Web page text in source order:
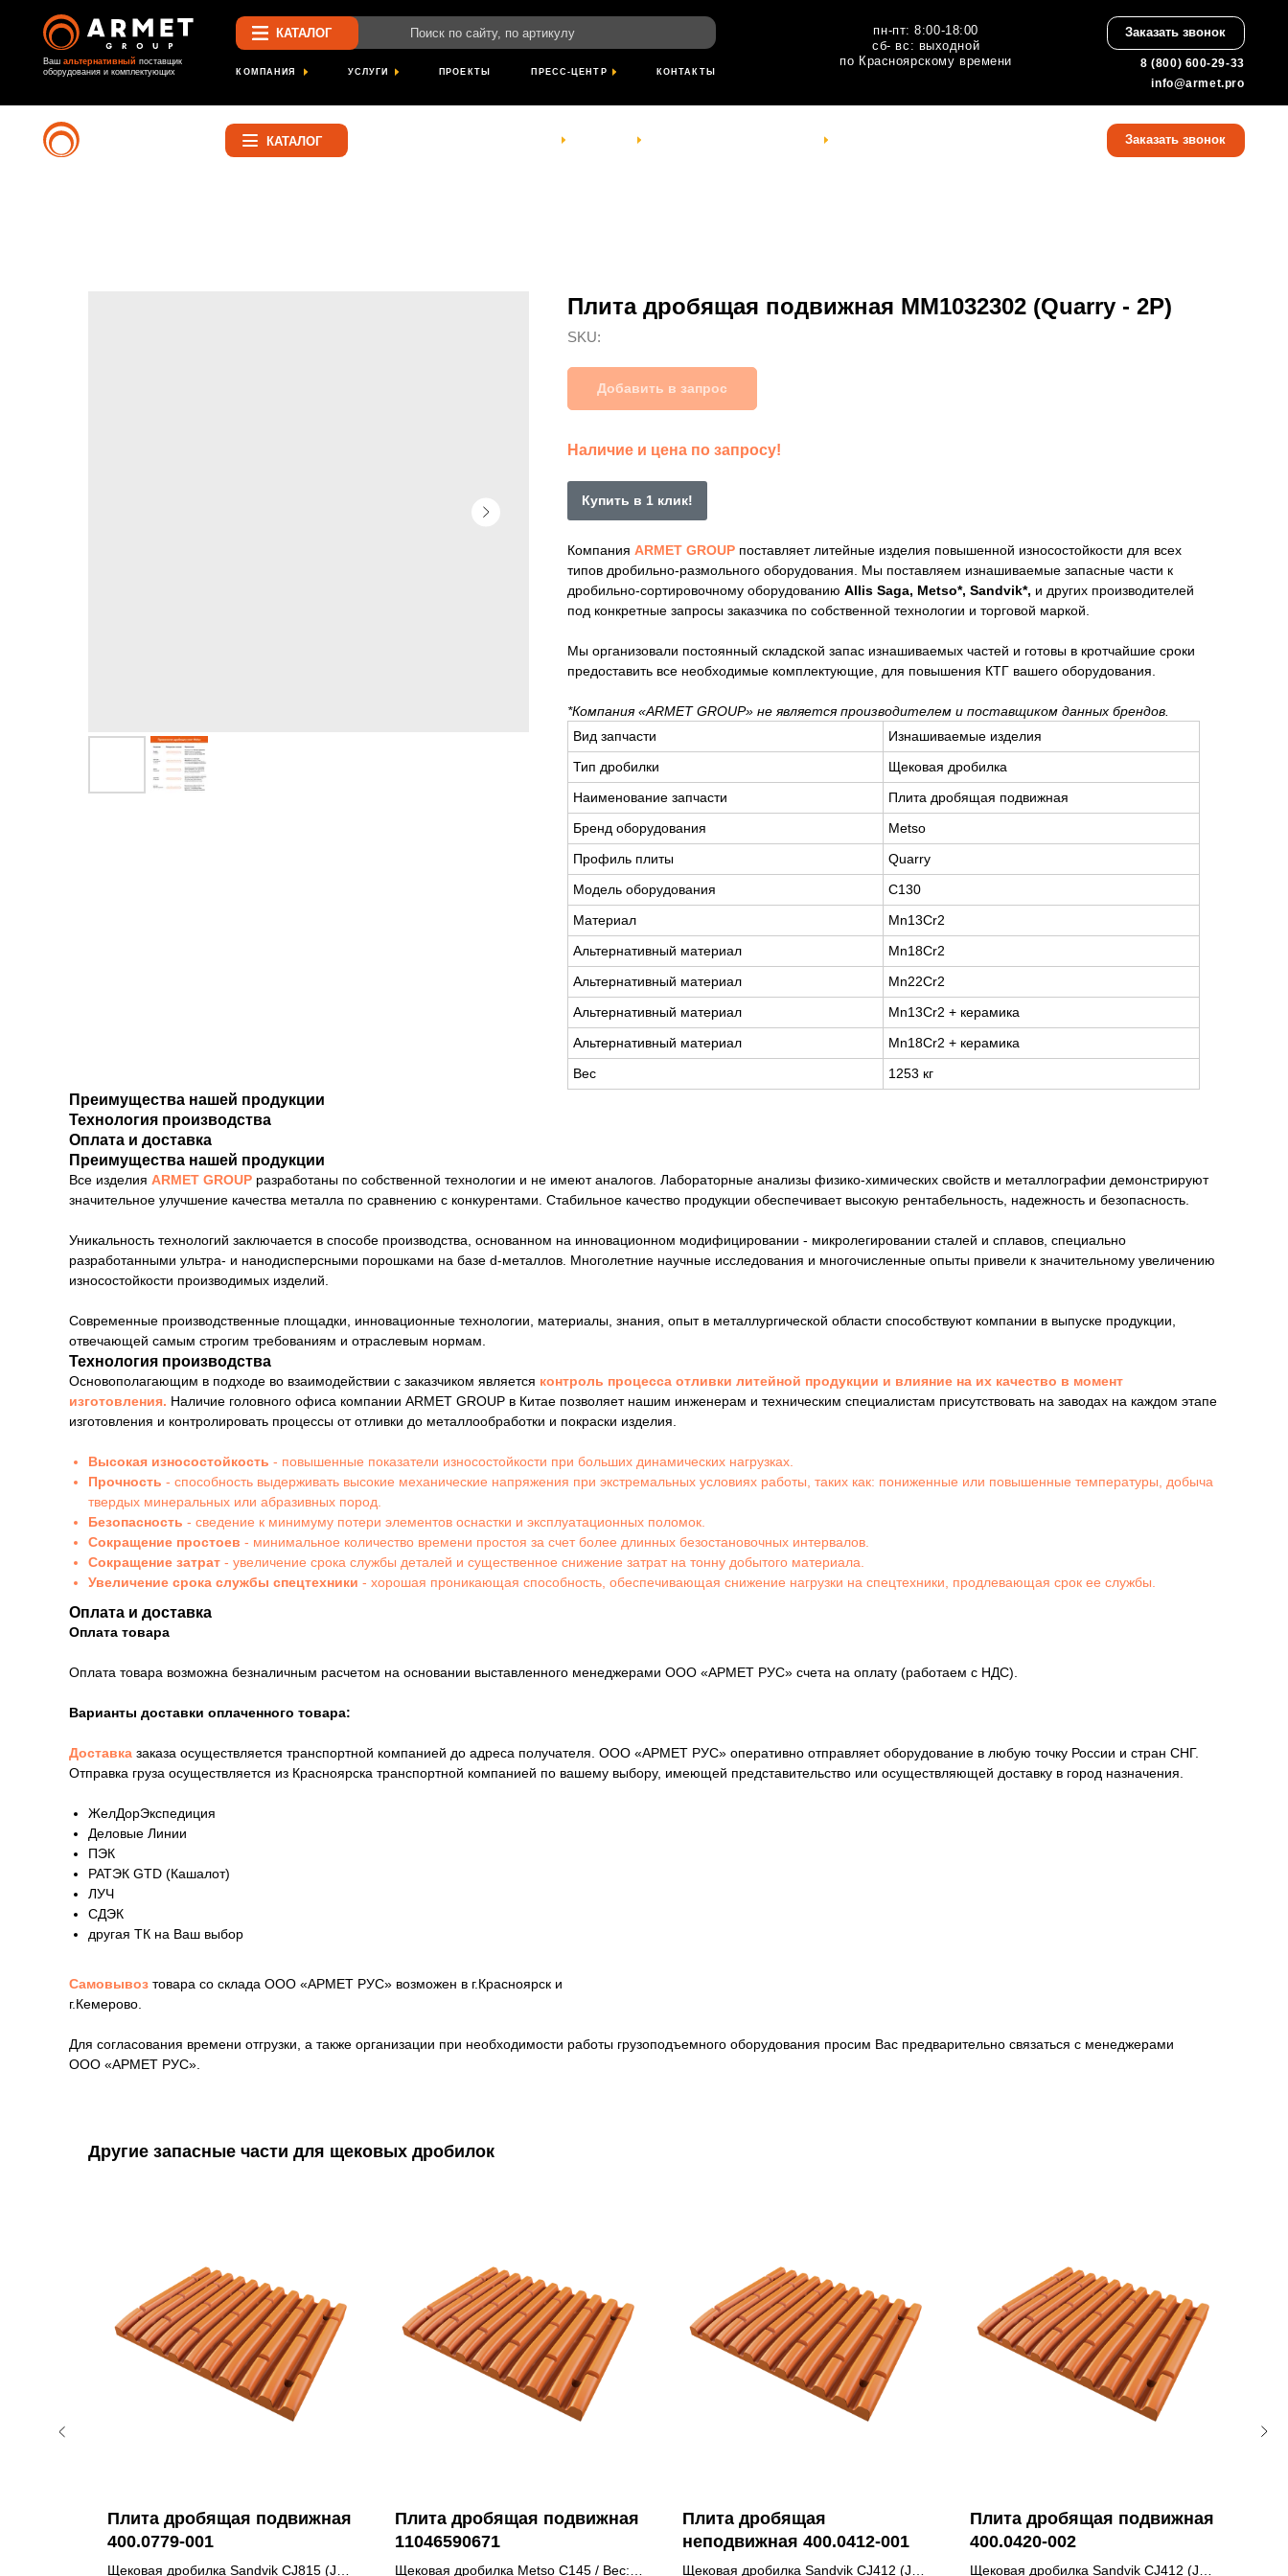
пн-пт: 8:00-18:00
сб- вс: выходной
по Красноярскому времени
поставщик
оборудования и комплектующих
Поиск по сайту, по артикулу
КАТАЛОГ
КАТАЛОГ
Плита дробящая подвижная MM1032302 (Quarry - 2P)
SKU:
Добавить в запрос
Наличие и цена по запросу!
Купить в 1 клик!
Компания ARMET GROUP поставляет литейные изделия повышенной износостойкости для всех
типов дробильно-размольного оборудования. Мы поставляем изнашиваемые запасные части к
дробильно-сортировочному оборудованию Allis Saga, Metso*, Sandvik*, и других производителей
под конкретные запросы заказчика по собственной технологии и торговой маркой.
Мы организовали постоянный складской запас изнашиваемых частей и готовы в кротчайшие сроки
предоставить все необходимые комплектующие, для повышения КТГ вашего оборудования.
*Компания «ARMET GROUP» не является производителем и поставщиком данных брендов.
Вид запчасти
Изнашиваемые изделия
Тип дробилки
Щековая дробилка
Наименование запчасти
Плита дробящая подвижная
Бренд оборудования
Metso
Профиль плиты
Quarry
Модель оборудования
C130
Материал
Mn13Cr2
Альтернативный материал
Mn18Cr2
Альтернативный материал
Mn22Cr2
Альтернативный материал
Mn13Cr2 + керамика
Альтернативный материал
Mn18Cr2 + керамика
Вес
1253 кг
Преимущества нашей продукции
Технология производства
Оплата и доставка
Преимущества нашей продукции
Все изделия ARMET GROUP разработаны по собственной технологии и не имеют аналогов. Лабораторные анализы физико-химических свойств и металлографии демонстрируют
значительное улучшение качества металла по сравнению с конкурентами. Стабильное качество продукции обеспечивает высокую рентабельность, надежность и безопасность.
Уникальность технологий заключается в способе производства, основанном на инновационном модифицировании - микролегировании сталей и сплавов, специально
разработанными ультра- и нанодисперсными порошками на базе d-металлов. Многолетние научные исследования и многочисленные опыты привели к значительному увеличению
износостойкости производимых изделий.
Современные производственные площадки, инновационные технологии, материалы, знания, опыт в металлургической области способствуют компании в выпуске продукции,
отвечающей самым строгим требованиям и отраслевым нормам.
Технология производства
Основополагающим в подходе во взаимодействии с заказчиком является контроль процесса отливки литейной продукции и влияние на их качество в момент
изготовления. Наличие головного офиса компании ARMET GROUP в Китае позволяет нашим инженерам и техническим специалистам присутствовать на заводах на каждом этапе
изготовления и контролировать процессы от отливки до металлообработки и покраски изделия.
Высокая износостойкость - повышенные показатели износостойкости при больших динамических нагрузках.
Прочность - способность выдерживать высокие механические напряжения при экстремальных условиях работы, таких как: пониженные или повышенные температуры, добыча
твердых минеральных или абразивных пород.
Безопасность - сведение к минимуму потери элементов оснастки и эксплуатационных поломок.
Сокращение простоев - минимальное количество времени простоя за счет более длинных безостановочных интервалов.
Сокращение затрат - увеличение срока службы деталей и существенное снижение затрат на тонну добытого материала.
Увеличение срока службы спецтехники - хорошая проникающая способность, обеспечивающая снижение нагрузки на спецтехники, продлевающая срок ее службы.
Оплата и доставка
Оплата товара
Оплата товара возможна безналичным расчетом на основании выставленного менеджерами ООО «АРМЕТ РУС» счета на оплату (работаем с НДС).
Варианты доставки оплаченного товара:
Доставка заказа осуществляется транспортной компанией до адреса получателя. ООО «АРМЕТ РУС» оперативно отправляет оборудование в любую точку России и стран СНГ.
Отправка груза осуществляется из Красноярска транспортной компанией по вашему выбору, имеющей представительство или осуществляющей доставку в город назначения.
ЖелДорЭкспедиция
Деловые Линии
ПЭК
РАТЭК GTD (Кашалот)
ЛУЧ
СДЭК
другая ТК на Ваш выбор
Самовывоз товара со склада ООО «АРМЕТ РУС» возможен в г.Красноярск и
г.Кемерово.
Для согласования времени отгрузки, а также организации при необходимости работы грузоподъемного оборудования просим Вас предварительно связаться с менеджерами
ООО «АРМЕТ РУС».
Другие запасные части для щековых дробилок
Плита дробящая подвижная
400.0779-001
Щековая дробилка Sandvik CJ815 (JM
Плита дробящая подвижная
11046590671
Щековая дробилка Metso C145 / Вес:
Плита дробящая
неподвижная 400.0412-001
Щековая дробилка Sandvik CJ412 (JM
Плита дробящая подвижная
400.0420-002
Щековая дробилка Sandvik CJ412 (JM